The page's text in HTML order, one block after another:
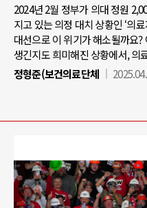
2024년 2월 정부가 의대 정원
지고 있는 의정 대치 상황인 ‘의
대선으로 이 위기가 해소될까요
생긴지도 희미해진 상황에서, 의
정형준(보건의료단체